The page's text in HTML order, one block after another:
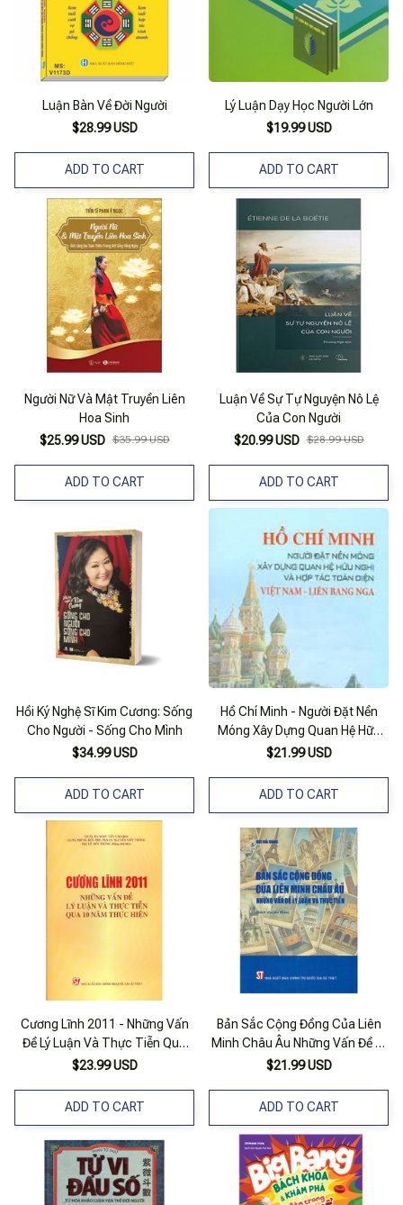
Luận Bàn Về Đời Người
$28.99 USD
ADD TO CART
Lý Luận Dạy Học Người Lớn
$19.99 USD
ADD TO CART
Người Nữ Và Mật Truyền Liên
Hoa Sinh
$25.99 USD $35.99 USD
ADD TO CART
Luận Về Sự Tự Nguyện Nô Lệ
Của Con Người
$20.99 USD $28.99 USD
ADD TO CART
Hồi Ký Nghệ Sĩ Kim Cương: Sống
Cho Người - Sống Cho Mình
$34.99 USD
ADD TO CART
Hồ Chí Minh - Người Đặt Nền
Móng Xây Dựng Quan Hệ Hữu
Nghị Và Hợp Tác Toàn Diện Việt
2020)
$21.99 USD
ADD TO CART
Cương Lĩnh 2011 - Những Vấn
Đề Lý Luận Và Thực Tiễn Qua
10 Năm Thực Hiện
$23.99 USD
ADD TO CART
Bản Sắc Cộng Đồng Của Liên
Minh Châu Âu Những Vấn Đề Lý
Luận Và Thực Tiễn
$21.99 USD
ADD TO CART